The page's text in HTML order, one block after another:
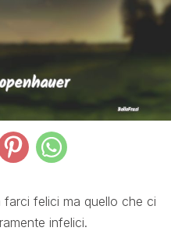
felici ma quello che ci
infelici.